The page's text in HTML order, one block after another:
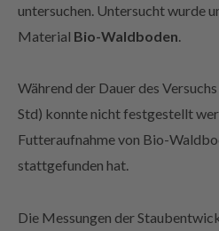
untersuchen. Untersucht wurde
Material Bio-Waldboden
Während der Dauer des
Std) konnte nicht festgestellt
Futteraufnahme von Bio-
stattgefunden hat.
Die Messungen der